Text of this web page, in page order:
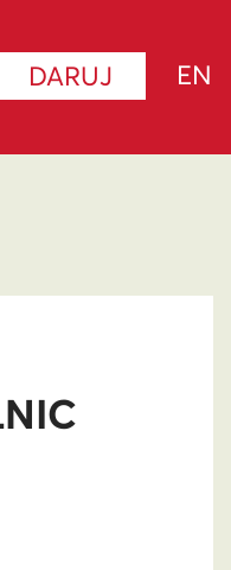
DARUJ EN